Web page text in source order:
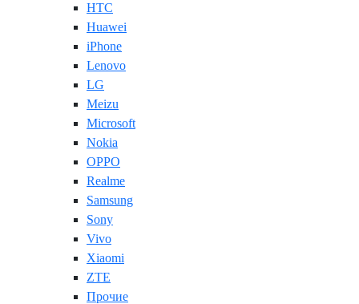
HTC
Huawei
iPhone
Lenovo
LG
Meizu
Microsoft
Nokia
OPPO
Realme
Samsung
Sony
Vivo
Xiaomi
ZTE
Прочие